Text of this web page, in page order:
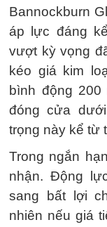
Bannockburn
áp lực đáng
vượt kỳ vọng
kéo giá kim
bình động
đóng cửa
trọng này kể từ
Trong ngắn
nhận. Động
sang bất lợi
nhiên nếu giá